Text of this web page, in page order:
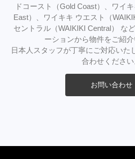
ドコースト（Gold Coast）、ワイ
East）、ワイキキ ウエスト（
セントラル（WAIKIKI Central） な
ーションから物件をご紹介
日本人スタッフが丁寧にご対応いた
合わせください
お問い合わせ